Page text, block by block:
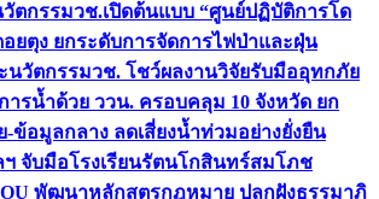
วัตกรรมวช.เปิดต้นแบบ “ศูนย์ปฏิบัติการโด
ยตุง ยกระดับการจัดการไฟป่าและฝุ่น
นวัตกรรมวช. โชว์ผลงานวิจัยรับมืออุทกภัย
ารน้ำด้วย ววน. ครอบคลุม 10 จังหวัด ยก
ข้อมูลกลาง ลดเสี่ยงน้ำท่วมอย่างยั่งยืน
จับมือโรงเรียนรัตนโกสินทร์สมโภช
พัฒนาหลักสูตรกฎหมาย ปลูกฝังธรรมาภิ